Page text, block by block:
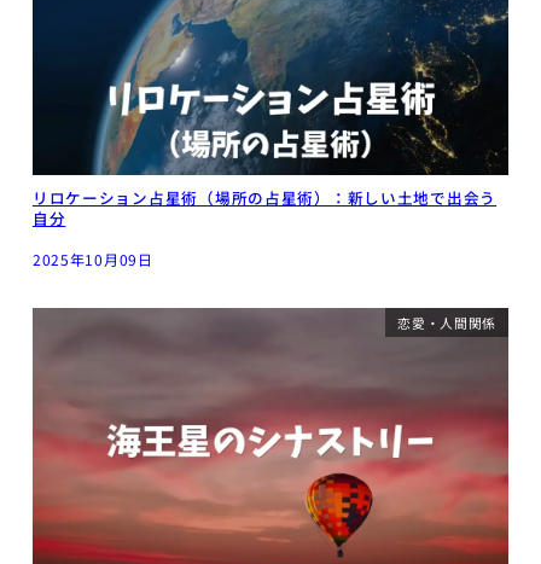
リロケーション占星術（場所の占星術）：新しい土地で出会う
自分
2025年10月09日
恋愛・人間関係